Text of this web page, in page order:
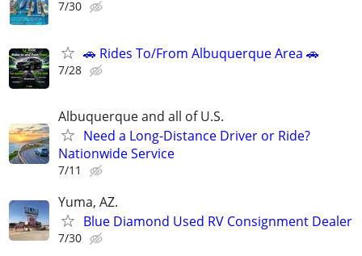
7/30
🚗 Rides To/From Albuquerque Area 🚗
7/28
Albuquerque and all of U.S.
Need a Long-Distance Driver or Ride?
Nationwide Service
7/11
Yuma, AZ.
Blue Diamond Used RV Consignment Dealer
7/30